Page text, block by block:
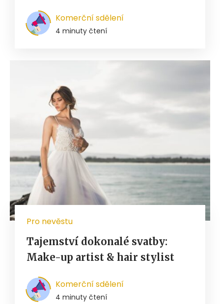
Komerční sdělení
4 minuty čtení
Pro nevěstu
Tajemství dokonalé svatby:
Make-up artist & hair stylist
Komerční sdělení
4 minuty čtení